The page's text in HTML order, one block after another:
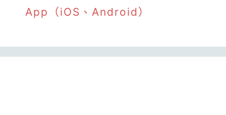
App（iOS、Android）